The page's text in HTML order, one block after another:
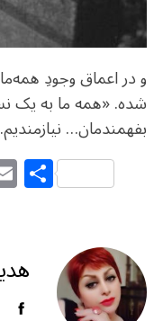
و در اعماق وجودِ
شده. «همه ما به یک
بفهمندمان…
E
m
l
S
h
e